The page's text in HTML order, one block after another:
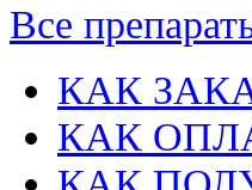
Все
КАК
КАК